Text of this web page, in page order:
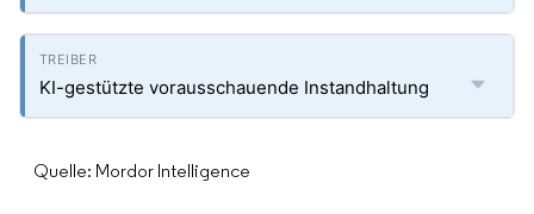
KI-gestützte vorausschauende Instandhaltung
Quelle: Mordor Intelligence